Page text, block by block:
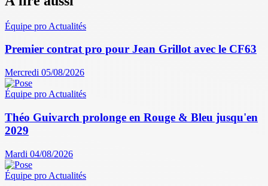
Équipe pro Actualités
Premier contrat pro pour Jean Grillot avec le CF63
Mercredi 05/08/2026
Équipe pro Actualités
Théo Guivarch prolonge en Rouge & Bleu jusqu'en
2029
Mardi 04/08/2026
Équipe pro Actualités